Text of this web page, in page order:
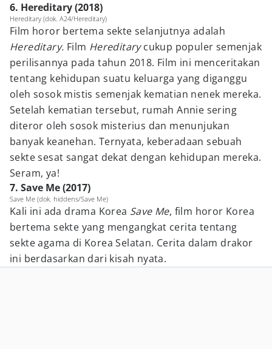
6. Hereditary (2018)
Hereditary (dok. A24/Hereditary)
Film horor bertema sekte selanjutnya adalah
Hereditary. Film Hereditarycukup populer semenjak
perilisannya pada tahun 2018. Film ini menceritakan
tentang kehidupan suatu keluarga yang diganggu
oleh sosok mistis semenjak kematian nenek mereka.
Setelah kematian tersebut, rumah Annie sering
diteror oleh sosok misterius dan menunjukan
banyak keanehan. Ternyata, keberadaan sebuah
sekte sesat sangat dekat dengan kehidupan mereka.
Seram, ya!
7. Save Me (2017)
Save Me (dok. hiddens/Save Me)
Kali ini ada drama Korea Save Me, film horor Korea
bertema sekte yang mengangkat cerita tentang
sekte agama di Korea Selatan. Cerita dalam drakor
ini berdasarkan dari kisah nyata.